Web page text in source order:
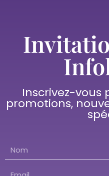
Inscrivez-vous
promotions,